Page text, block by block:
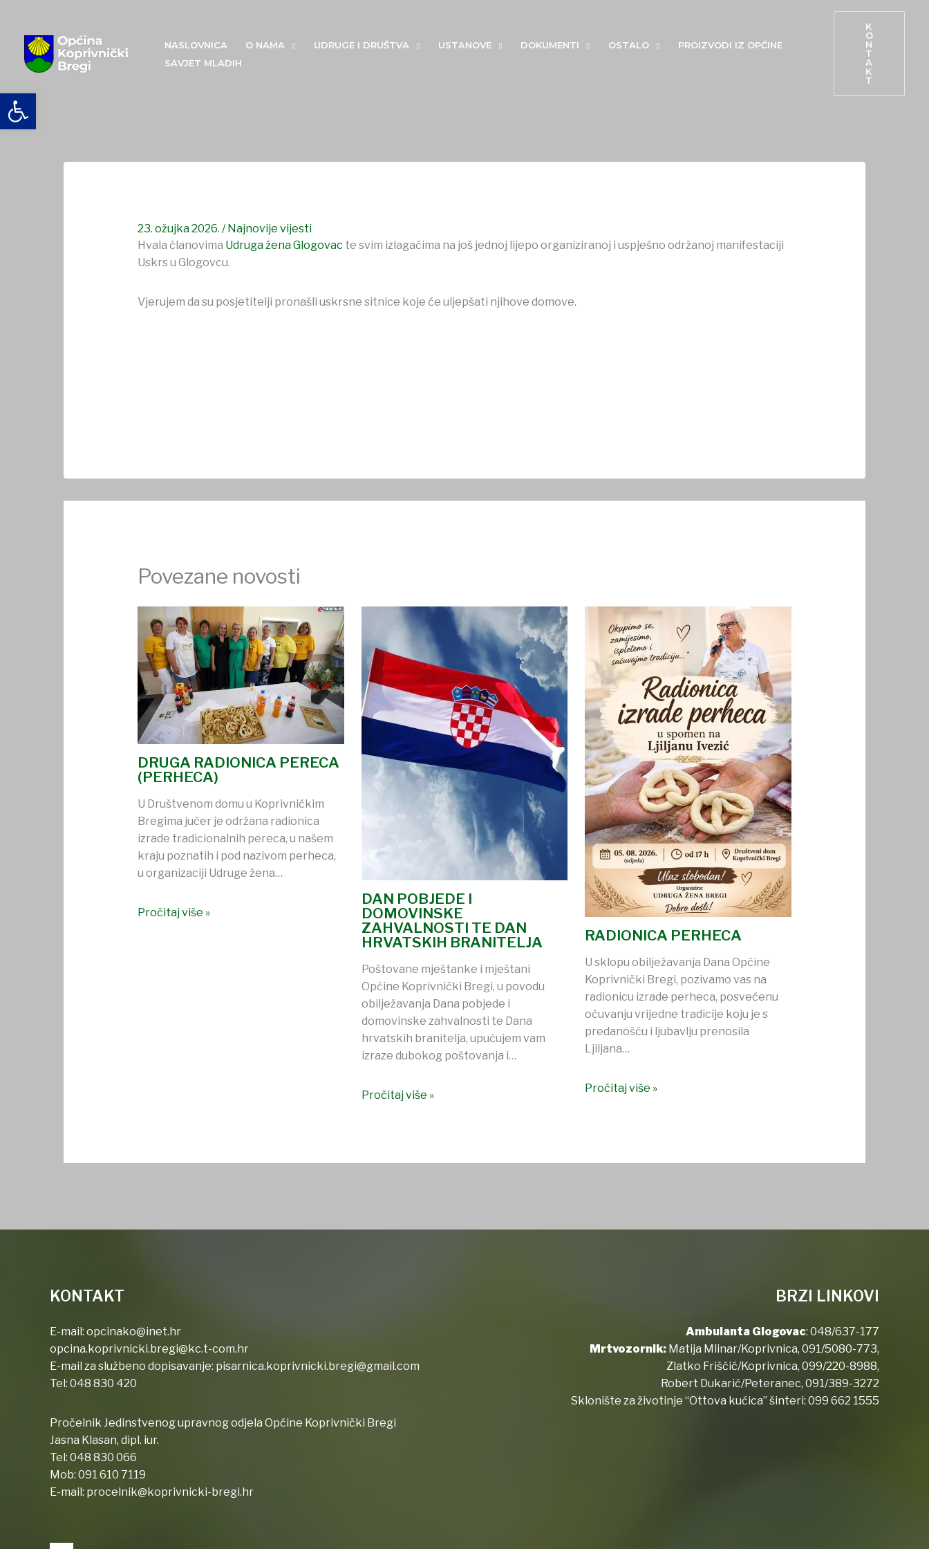
Open toolbar
content
NASLOVNICA O NAMA UDRUGE I DRUŠTVA USTANOVE DOKUMENTI OSTALO
PROIZVODI IZ OPĆINE
SAVJET MLADIH
K
O
N
T
A
K
T
23. ožujka 2026. / Najnovije vijesti
Hvala članovima Udruga žena Glogovac te svim izlagačima na još jednoj lijepo organiziranoj i uspješno održanoj manifestaciji
Uskrs u Glogovcu.
Vjerujem da su posjetitelji pronašli uskrsne sitnice koje će uljepšati njihove domove.
Povezane novosti
DRUGA RADIONICA PERECA
(PERHECA)
U Društvenom domu u Koprivničkim
Bregima jučer je održana radionica
izrade tradicionalnih pereca, u našem
kraju poznatih i pod nazivom perheca,
u organizaciji Udruge žena…
Pročitaj više »
DAN POBJEDE I
DOMOVINSKE
ZAHVALNOSTI TE DAN
HRVATSKIH BRANITELJA
Poštovane mještanke i mještani
Općine Koprivnički Bregi, u povodu
obilježavanja Dana pobjede i
domovinske zahvalnosti te Dana
hrvatskih branitelja, upućujem vam
izraze dubokog poštovanja i…
Pročitaj više »
RADIONICA PERHECA
U sklopu obilježavanja Dana Općine
Koprivnički Bregi, pozivamo vas na
radionicu izrade perheca, posvećenu
očuvanju vrijedne tradicije koju je s
predanošću i ljubavlju prenosila
Ljiljana…
Pročitaj više »
KONTAKT
E-mail: opcinako@inet.hr
opcina.koprivnicki.bregi@kc.t-com.hr
E-mail za službeno dopisavanje: pisarnica.koprivnicki.bregi@gmail.com
Tel: 048 830 420
Pročelnik Jedinstvenog upravnog odjela Općine Koprivnički Bregi
Jasna Klasan, dipl. iur.
Tel: 048 830 066
Mob: 091 610 7119
E-mail: procelnik@koprivnicki-bregi.hr
BRZI LINKOVI
Ambulanta Glogovac: 048/637-177
Mrtvozornik: Matija Mlinar/Koprivnica, 091/5080-773,
Zlatko Friščić/Koprivnica, 099/220-8988,
Robert Dukarić/Peteranec, 091/389-3272
Sklonište za životinje “Ottova kućica” šinteri: 099 662 1555